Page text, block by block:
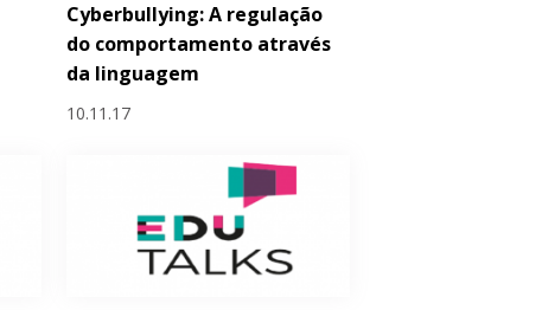
Cyberbullying: A regulação
do comportamento através
da linguagem
10.11.17